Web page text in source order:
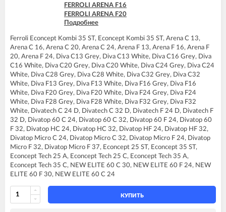
FERROLI ARENA F16
FERROLI ARENA F20
FERROLI ARENA F24
FERROLI DIVA C16
FERROLI DIVA C20
FERROLI DIVA C24
FERROLI DIVA C28
FERROLI DIVA C32
FERROLI DIVA F13
FERROLI DIVA F16
FERROLI DIVA F20
FERROLI DIVA F24
FERROLI DIVA F28
FERROLI DIVA F32
FERROLI DIVA F37
FERROLI DIVA HC24
FERROLI DIVA HF24
FERROLI DIVA HF32
FERROLI DIVAproject F24
FERROLI DIVAtech C24 D
FERROLI DIVAtech C32 D
FERROLI DIVAtech F24 D
Подробнее
Ferroli Econcept Kombi 35 ST, Econcept Kombi 35 ST, Arena C 13,
Arena C 16, Arena C 20, Arena C 24, Arena F 13, Arena F 16, Arena F
20, Arena F 24, Diva C13 Grey, Diva C13 White, Diva C16 Grey, Diva
C16 White, Diva C20 Grey, Diva C20 White, Diva C24 Grey, Diva C24
White, Diva C28 Grey, Diva C28 White, Diva C32 Grey, Diva C32
White, Diva F13 Grey, Diva F13 White, Diva F16 Grey, Diva F16
White, Diva F20 Grey, Diva F20 White, Diva F24 Grey, Diva F24
White, Diva F28 Grey, Diva F28 White, Diva F32 Grey, Diva F32
White, Divatech C 24 D, Divatech C 32 D, Divatech F 24 D, Divatech F
32 D, Divatop 60 C 24, Divatop 60 C 32, Divatop 60 F 24, Divatop 60
F 32, Divatop HC 24, Divatop HC 32, Divatop HF 24, Divatop HF 32,
Divatop Micro C 24, Divatop Micro C 32, Divatop Micro F 24, Divatop
Micro F 32, Divatop Micro F 37, Econcept 25 ST, Econcept 35 ST,
Econcept Tech 25 A, Econcept Tech 25 C, Econcept Tech 35 A,
Econcept Tech 35 C, NEW ELITE 60 C 30, NEW ELITE 60 F 24, NEW
ELITE 60 F 30, NEW ELITE 60 С 24
КУПИТЬ